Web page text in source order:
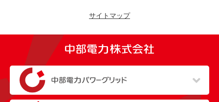
サイトマップ
（新しいウィンドウを開きます）